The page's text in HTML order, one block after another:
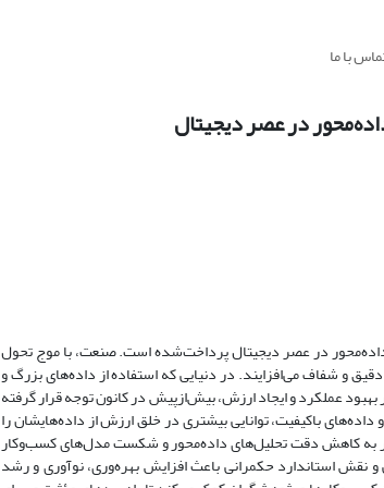
با ما
در عصر دیجیتال
داده‌محور در عصر دیجیتال پرداخت‌شده است. صنعت، با موج تحول
و شفاف می‌افزایند. در دنیایی که استفاده از داده‌های بزرگ و
عملکرد و ایجاد ارزش، بیش‌ازپیش در کانون توجه قرار گرفته‌
باکیفیت، توانایی بیشتری در خلق ارزش از داده‌هایشان را
به کاهش دقت تحلیل‌های داده‌محور و شکست مدل‌های کسب‌وکار
استاندارد حکمرانی باعث افزایش بهره‌وری، نوآوری و رشد